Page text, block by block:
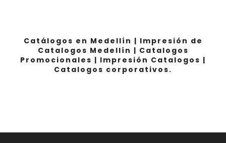
Catálogos en Medellín | Impresión de
Catalogos Medellín | Catalogos
Promocionales | Impresión Catalogos |
Catalogos corporativos.